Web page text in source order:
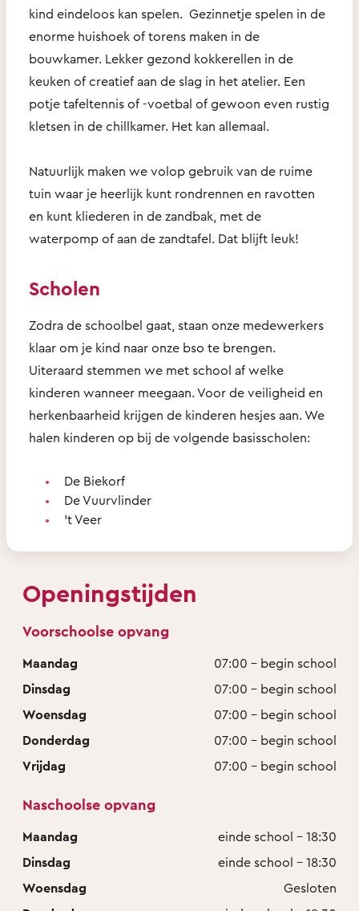
kind eindeloos kan spelen. Gezinnetje spelen in de
enorme huishoek of torens maken in de
bouwkamer. Lekker gezond kokkerellen in de
keuken of creatief aan de slag in het atelier. Een
potje tafeltennis of -voetbal of gewoon even rustig
kletsen in de chillkamer. Het kan allemaal.
Natuurlijk maken we volop gebruik van de ruime
tuin waar je heerlijk kunt rondrennen en ravotten
en kunt kliederen in de zandbak, met de
waterpomp of aan de zandtafel. Dat blijft leuk!
Scholen
Zodra de schoolbel gaat, staan onze medewerkers
klaar om je kind naar onze bso te brengen.
Uiteraard stemmen we met school af welke
kinderen wanneer meegaan. Voor de veiligheid en
herkenbaarheid krijgen de kinderen hesjes aan. We
halen kinderen op bij de volgende basisscholen:
De Biekorf
De Vuurvlinder
't Veer
Openingstijden
Voorschoolse opvang
Maandag
07:00 - begin school
Dinsdag
07:00 - begin school
Woensdag
07:00 - begin school
Donderdag
07:00 - begin school
Vrijdag
07:00 - begin school
Naschoolse opvang
Maandag
einde school - 18:30
Dinsdag
einde school - 18:30
Woensdag
Gesloten